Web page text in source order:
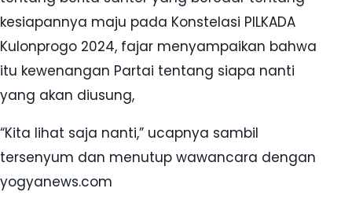
kesiapannya maju pada Konstelasi PILKADA
Kulonprogo 2024, fajar menyampaikan bahwa
itu kewenangan Partai tentang siapa nanti
yang akan diusung,
“Kita lihat saja nanti,” ucapnya sambil
tersenyum dan menutup wawancara dengan
yogyanews.com